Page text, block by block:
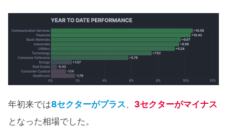
年初来では8セクターがプラス、 3セクターがマイナス
となった相場でした。